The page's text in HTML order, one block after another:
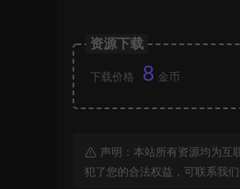
资源下载
下载价格 8 金币
声明：本站所有资源均为互
犯了您的合法权益，可联系我